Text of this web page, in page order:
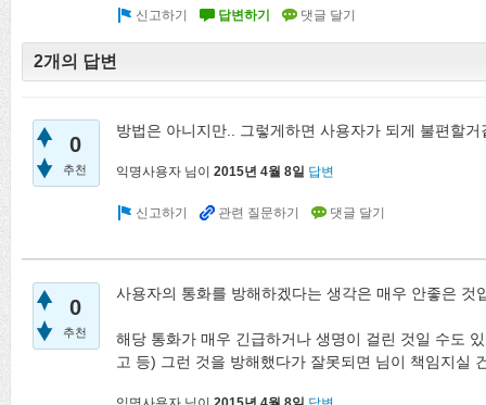
2개의 답변
0
추천
방법은 아니지만.. 그렇게하면 사용자가 되게 불편할거
익명사용자 님이 2015년 4월 8일 답변
0
추천
사용자의 통화를 방해하겠다는 생각은 매우 안좋은 것
해당 통화가 매우 긴급하거나 생명이 걸린 것일 수도
고 등) 그런 것을 방해했다가 잘못되면 님이 책임지실